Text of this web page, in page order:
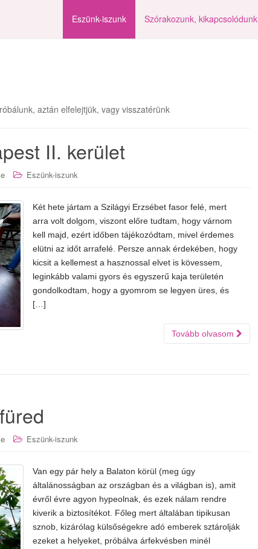
Eszünk-iszunk Szórakozunk, kikapcsolódunk
aztán elfelejtjük, vagy visszatérünk
II. kerület
Eszünk-iszunk
Két hete jártam a Szilágyi Erzsébet fasor felé, mert
arra volt dolgom, viszont előre tudtam, hogy várnom
kell majd, ezért időben tájékozódtam, mivel érdemes
elütni az időt arrafelé. Persze annak érdekében, hogy
kicsit a kellemest a hasznossal elvet is kövessem,
leginkább valami gyors és egyszerű kaja területén
gondolkodtam, hogy a gyomrom se legyen üres, és
[…]
Tovább olvasom
Eszünk-iszunk
Van egy pár hely a Balaton körül (meg úgy
általánosságban az országban és a világban is), amit
évről évre agyon hypeolnak, és ezek nálam rendre
kiverik a biztosítékot. Főleg mert általában tipikusan
sznob, kizárólag külsőségekre adó emberek sztárolják
ezeket a helyeket, próbálva árfekvésben minél